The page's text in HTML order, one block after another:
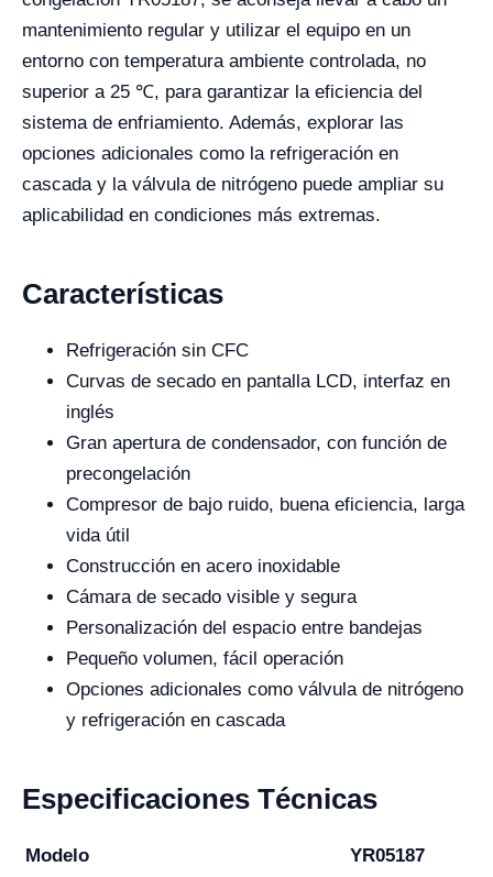
mantenimiento regular y utilizar el equipo en un
entorno con temperatura ambiente controlada, no
superior a 25 ℃, para garantizar la eficiencia del
sistema de enfriamiento. Además, explorar las
opciones adicionales como la refrigeración en
cascada y la válvula de nitrógeno puede ampliar su
aplicabilidad en condiciones más extremas.
Características
Refrigeración sin CFC
Curvas de secado en pantalla LCD, interfaz en
inglés
Gran apertura de condensador, con función de
precongelación
Compresor de bajo ruido, buena eficiencia, larga
vida útil
Construcción en acero inoxidable
Cámara de secado visible y segura
Personalización del espacio entre bandejas
Pequeño volumen, fácil operación
Opciones adicionales como válvula de nitrógeno
y refrigeración en cascada
Especificaciones Técnicas
Modelo
YR05187